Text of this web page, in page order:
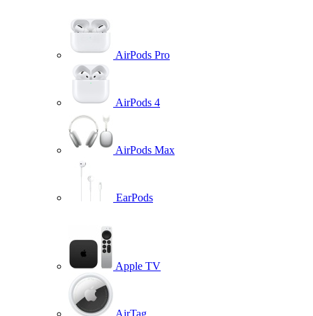
AirPods Pro
AirPods 4
AirPods Max
EarPods
Apple TV